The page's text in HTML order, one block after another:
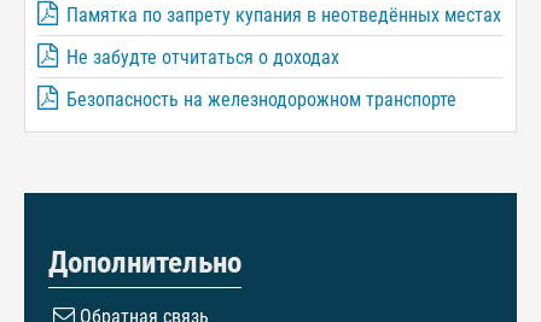
Памятка по запрету купания в неотведённых местах
Не забудте отчитаться о доходах
Безопасность на железнодорожном транспорте
Дополнительно
Обратная связь